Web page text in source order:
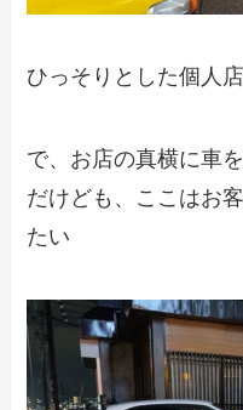
ひっそりとした個人
で、お店の真横に車
だけども、ここはお
たい